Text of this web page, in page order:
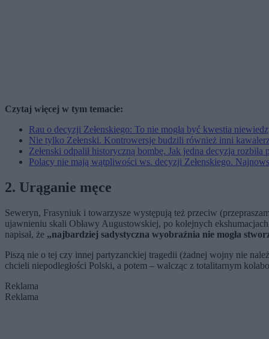
Czytaj więcej w tym temacie:
Rau o decyzji Zełenskiego: To nie mogła być kwestia
Nie tylko Zełenski. Kontrowersje budzili również inni
Zełenski odpalił historyczną bombę. Jak jedna decyzja
Polacy nie mają wątpliwości ws. decyzji Zełenskiego.
2. Urąganie męce
Seweryn, Frasyniuk i towarzysze występują też przeciw
ujawnieniu skali Obławy Augustowskiej, po kolejnych
napisał, że „najbardziej sadystyczna wyobraźnia nie mogła
Piszą nie o tej czy innej partyzanckiej tragedii (żadnej wojny nie
chcieli niepodległości Polski, a potem – walcząc z totalitarnym
Reklama
Reklama